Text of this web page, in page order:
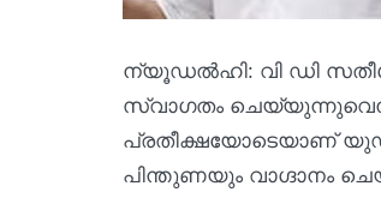
ന്യൂഡല്‍ഹി: വി ഡി
സ്വാഗതം
പ്രതീക്ഷയോടെയാണ്
പിന്തുണയും വാഗ്ദാനം